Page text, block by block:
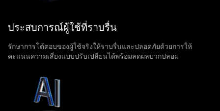
ประสบการณ์ผู้ใช้ที่ราบรื่น
รักษาการโต้ตอบของผู้ใช้จริงให้ราบรื่นและปลอดภัยด้วยการให้
คะแนนความเสี่ยงแบบปรับเปลี่ยนได้พร้อมลดผลบวกปลอม